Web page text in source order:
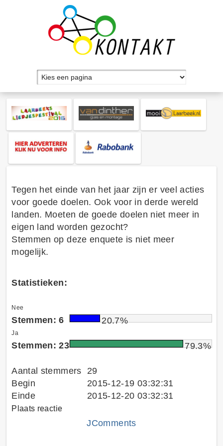
Tegen het einde van het jaar zijn er veel acties
voor goede doelen. Ook voor in derde wereld
landen. Moeten de goede doelen niet meer in
eigen land worden gezocht?
Stemmen op deze enquete is niet meer
mogelijk.
Statistieken:
Nee
Stemmen: 6 20.7%
Ja
Stemmen: 23 79.3%
Aantal stemmers 29
Begin
2015-12-19 03:32:31
Einde
2015-12-20 03:32:31
Plaats reactie
JComments